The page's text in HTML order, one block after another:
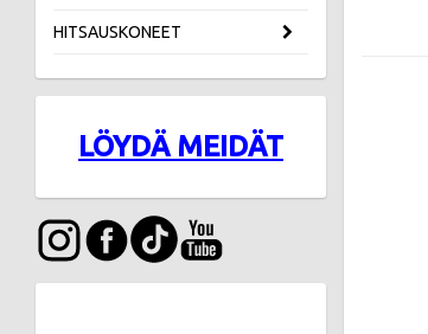
HITSAUSKONEET
LÖYDÄ MEIDÄT